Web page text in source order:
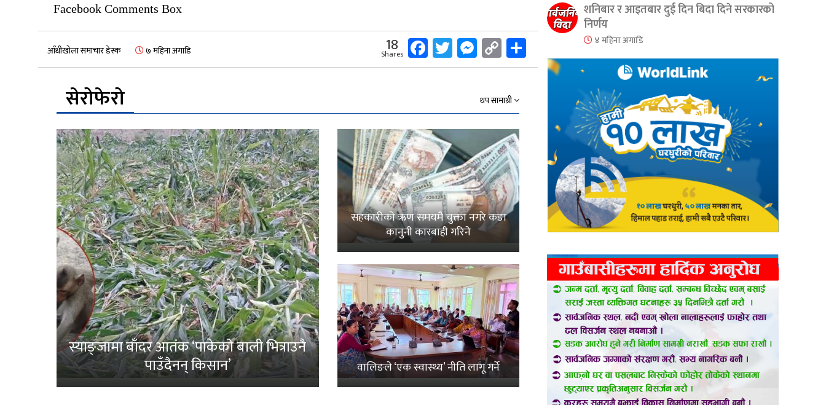
Facebook Comments Box
आँधीखोला समाचार डेस्क ७ महिना अगाडि 18
Shares Facebook
Twitter
Messenger
Copy
Link
सेरोफेरो
थप सामाग्री
स्याङ्जामा बाँदर आतंक ‘पाकेको बाली भित्राउनै
पाउँदैनन् किसान’
सहकारीको ऋण समयमै चुक्ता नगरे कडा
कानुनी कारबाही गरिने
वालिङले ‘एक स्वास्थ्य’ नीति लागू गर्ने
शनिबार र आइतबार दुई दिन बिदा दिने सरकारको
निर्णय
४ महिना अगाडि